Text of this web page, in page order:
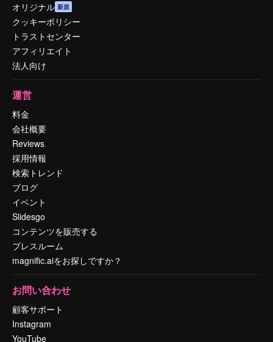
オリジナル 新規
クッキーポリシー
トラストセンター
アフィリエイト
法人向け
運営
料金
会社概要
Reviews
採用情報
検索トレンド
ブログ
イベント
Slidesgo
コンテンツを販売する
プレスルーム
magnific.aiをお探しですか？
お問い合わせ
顧客サポート
Instagram
YouTube